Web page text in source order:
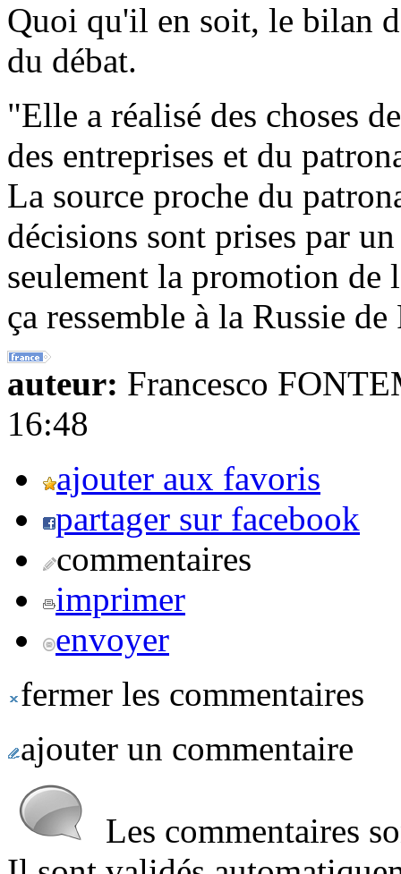
Quoi qu'il en soit, le bilan
du débat.
"Elle a réalisé des choses
des entreprises et du
La source proche du
décisions sont prises par
seulement la promotion de
ça ressemble à la Russie
auteur: Francesco
16:48
ajouter aux favoris
partager sur facebook
commentaires
imprimer
envoyer
fermer les commentaires
ajouter un commentaire
Les commentaires